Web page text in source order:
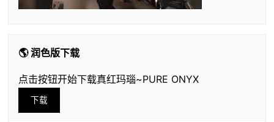
🌎 润色版下载
点击按钮开始下载真红玛瑙~PURE ONYX
下载